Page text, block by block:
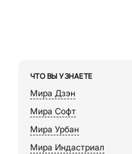
ЧТО ВЫ УЗНАЕТЕ
Мира Дзэн
Мира Софт
Мира Урбан
Мира Индастриал